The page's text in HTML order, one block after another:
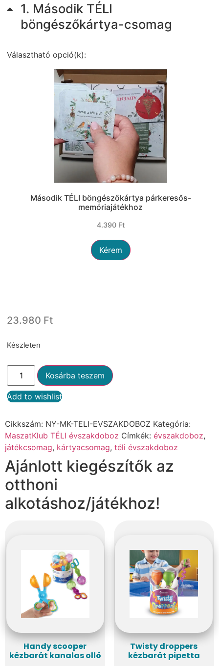
1 Második TÉLI
böngészőkártya-csomag
Választható opció(k):
Második TÉLI böngészőkártya párkeresős-
memóriajátékhoz
4.390 Ft
Kérem
23.980 Ft
Készleten
Kosárba teszem
Add to wishlist
Cikkszám: NY-MK-TELI-EVSZAKDOBOZ Kategória:
MaszatKlub TÉLI évszakdoboz Címkék: évszakdoboz,
játékcsomag, kártyacsomag, téli évszakdoboz
Ajánlott kiegészítők az
otthoni
alkotáshoz/játékhoz!
Handy scooper
kézbarát kanalas olló
Twisty droppers
kézbarát pipetta